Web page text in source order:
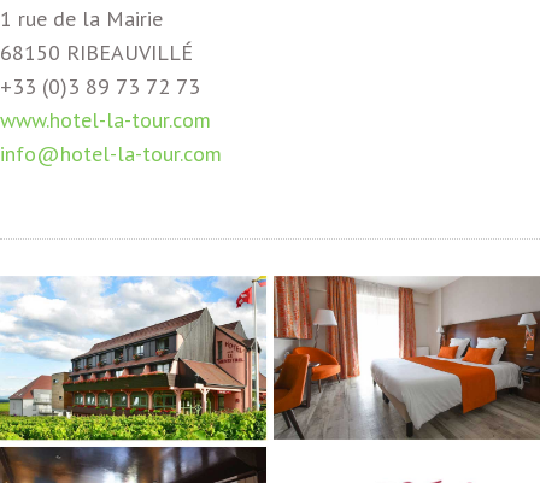
1 rue de la Mairie
68150 RIBEAUVILLÉ
+33 (0)3 89 73 72 73
www.hotel-la-tour.com
info@hotel-la-tour.com